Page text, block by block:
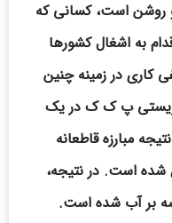
روشن است، کسانی که
به اشغال کشورها
کاری در زمینه چنین
پ ک ک در یک
مبارزه قاطعانه
شده است. در نتیجه،
بر آب شده است.